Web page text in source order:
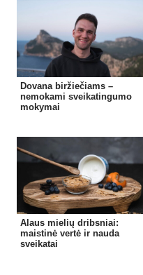
Dovana biržiečiams –
nemokami sveikatingumo
mokymai
Alaus mielių dribsniai:
maistinė vertė ir nauda
sveikatai